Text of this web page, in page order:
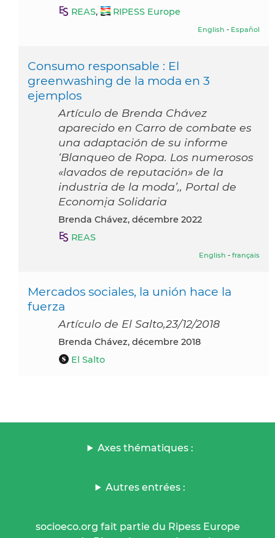
REAS, RIPESS Europe
English - Español
Consumo responsable : El
greenwashing de la moda en 3
ejemplos
Artículo de Brenda Chávez
aparecido en Carro de combate es
una adaptación de su informe
‘Blanqueo de Ropa. Los numerosos
«lavados de reputación» de la
industria de la moda’,, Portal de
Economįa Solidaria
Brenda Chávez, décembre 2022
REAS
English - français
Mercados sociales, la unión hace la
fuerza
Artículo de El Salto,23/12/2018
Brenda Chávez, décembre 2018
El Salto
Axes thématiques :
Autres entrées :
socioeco.org fait partie du Ripess Europe